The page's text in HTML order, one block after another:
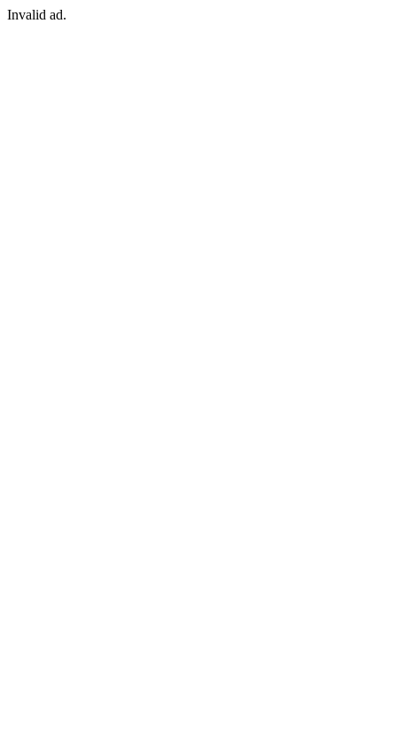
Invalid ad.